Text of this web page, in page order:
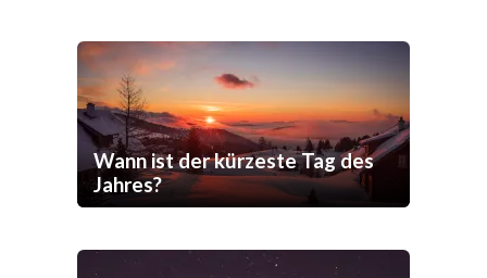
Wann ist der kürzeste Tag des
Jahres?